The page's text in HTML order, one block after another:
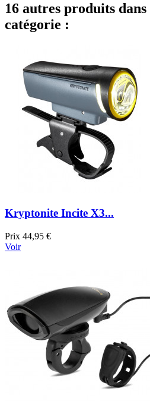
16 autres produits dans
catégorie :
Kryptonite Incite X3...
Prix 44,95 €
Voir